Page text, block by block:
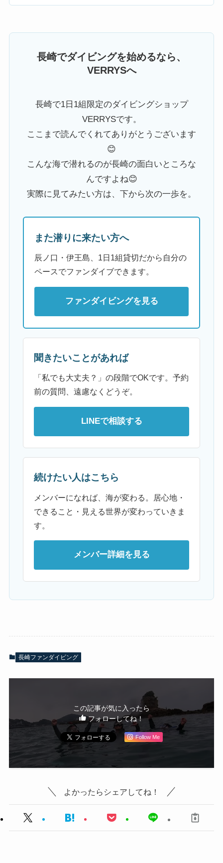
長崎でダイビングを始めるなら、
VERRYSへ
長崎で1日1組限定のダイビングショップ
VERRYSです。
ここまで読んでくれてありがとうございます
😊
こんな海で潜れるのが長崎の面白いところな
んですよね😊
実際に見てみたい方は、下から次の一歩を。
また潜りに来たい方へ
辰ノ口・伊王島、1日1組貸切だから自分の
ペースでファンダイブできます。
ファンダイビングを見る
聞きたいことがあれば
「私でも大丈夫？」の段階でOKです。予約
前の質問、遠慮なくどうぞ。
LINEで相談する
続けたい人はこちら
メンバーになれば、海が変わる。居心地・
できること・見える世界が変わっていきま
す。
メンバー詳細を見る
長崎ファンダイビング
この記事が気に入ったら
フォローしてね！
Follow Me
よかったらシェアしてね！